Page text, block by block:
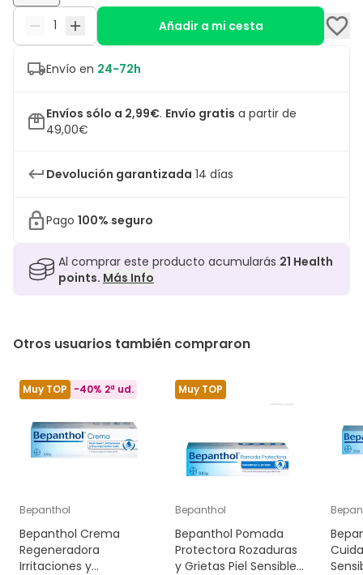
Añadir a mi cesta
Envío en 24-72h
Envíos sólo a 2,99€. Envío gratis a partir de
49,00€
Devolución garantizada 14 días
Pago 100% seguro
Al comprar este producto acumularás 21 Health
points. Más Info
Otros usuarios también compraron
Muy TOP -40% 2ª ud.
Bepanthol
Bepanthol Crema
Regeneradora
Irritaciones y
Muy TOP
Bepanthol
Bepanthol Pomada
Protectora Rozaduras
y Grietas Piel Sensible